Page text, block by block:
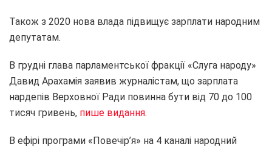
Також з 2020 нова влада підвищує зарплати народним
депутатам.
В грудні глава парламентської фракції «Слуга народу»
Давид Арахамія заявив журналістам, що зарплата
нардепів Верховної Ради повинна бути від 70 до 100
тисяч гривень, пише видання.
В ефірі програми «Повечір’я» на 4 каналі народний